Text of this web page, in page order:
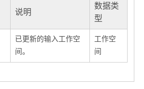
说明
数据类
型
已更新的输入工作空
间。
工作空
间